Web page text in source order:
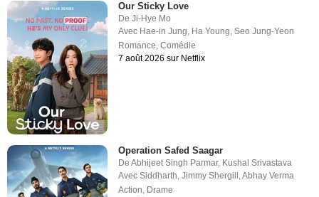
Our Sticky Love
DeJi-Hye Mo
Avec Hae-in Jung, Ha Young,Seo Jung-Yeon
Romance,Comédie
7 août 2026 sur Netflix
Operation Safed Saagar
DeAbhijeet Singh Parmar, Kushal Srivastava
AvecSiddharth,Jimmy Shergill ,Abhay Verma
Action, Drame